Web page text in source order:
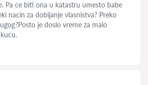
Pa ce biti ona u katastru umesto babe
nacin za dobijanje vlasnistva? Preko
je doslo vreme za malo